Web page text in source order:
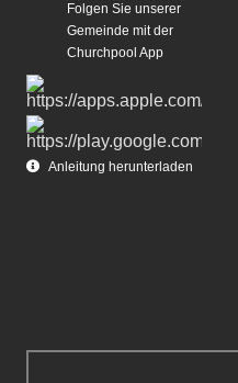
Folgen Sie unserer
Gemeinde mit der
Churchpool App
Anleitung herunterladen